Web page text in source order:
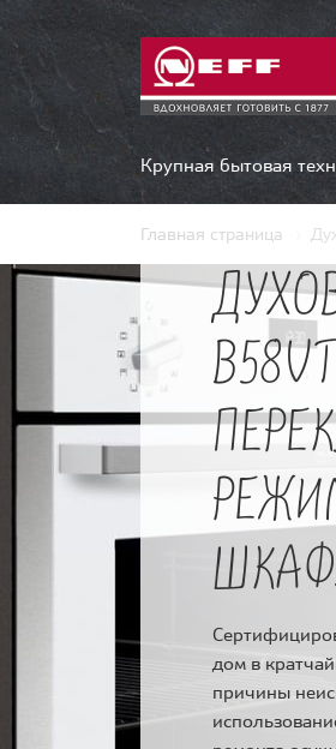
Крупная бытовая
Главная страница
дом в
причины